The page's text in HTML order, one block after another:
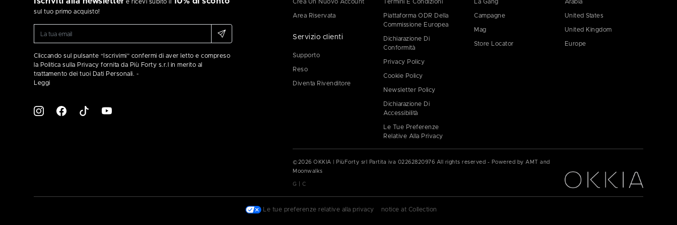
e ricevi subito il
sul tuo primo acquisto!
Cliccando sul pulsante “Iscrivimi” confermi di aver letto e compreso
la Politica sulla Privacy fornita da Più Forty s.r.l in merito al
trattamento dei tuoi Dati Personali. -
Leggi
Crea Un Nuovo Account
Area Riservata
Servizio clienti
Supporto
Reso
Diventa Rivenditore
Termini E Condizioni
Piattaforma ODR Della
Commissione Europea
Dichiarazione Di
Conformità
Privacy Policy
Cookie Policy
Newsletter Policy
Dichiarazione Di
Accessibilità
Le Tue Preferenze
Relative Alla Privacy
La Gang
Campagne
Mag
Store Locator
Arabia
United States
United Kingdom
Europe
© 2026 OKKIA | PiùForty srl Partita iva 02262820976 All rights reserved - Powered by AMT and
Moonwalks
G |C
Le tue preferenze relative alla privacy notice at Collection